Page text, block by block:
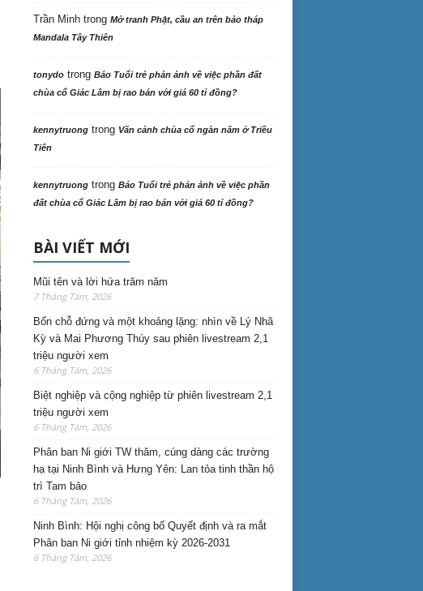
Trần Minhtrong Mở tranh Phật, cầu an trên bảo tháp
Mandala Tây Thiên
tonydotrong Báo Tuổi trẻ phản ảnh về việc phần đất
chùa cổ Giác Lâm bị rao bán với giá 60 tỉ đồng?
kennytruongtrong Vãn cảnh chùa cổ ngàn năm ở Triều
Tiên
kennytruongtrong Báo Tuổi trẻ phản ảnh về việc phần
đất chùa cổ Giác Lâm bị rao bán với giá 60 tỉ đồng?
BÀI VIẾT MỚI
Mũi tên và lời hứa trăm năm
7 Tháng Tám, 2026
Bốn chỗ đứng và một khoảng lặng: nhìn về Lý Nhã
Kỳ và Mai Phương Thúy sau phiên livestream 2,1
triệu người xem
6 Tháng Tám, 2026
Biệt nghiệp và cộng nghiệp từ phiên livestream 2,1
triệu người xem
6 Tháng Tám, 2026
Phân ban Ni giới TW thăm, cúng dàng các trường
hạ tại Ninh Bình và Hưng Yên: Lan tỏa tinh thần hộ
trì Tam bảo
6 Tháng Tám, 2026
Ninh Bình: Hội nghị công bố Quyết định và ra mắt
Phân ban Ni giới tỉnh nhiệm kỳ 2026-2031
6 Tháng Tám, 2026